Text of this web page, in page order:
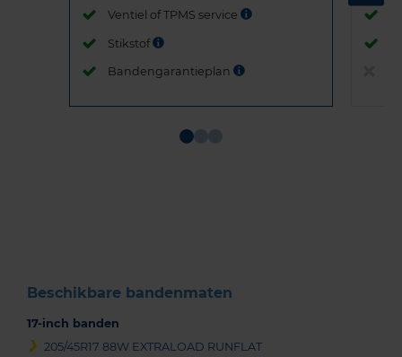
Ventiel of TPMS service
Stikstof
Bandengarantieplan
Beschikbare bandenmaten
17-inch banden
205/45R17 88W EXTRALOAD RUNFLAT